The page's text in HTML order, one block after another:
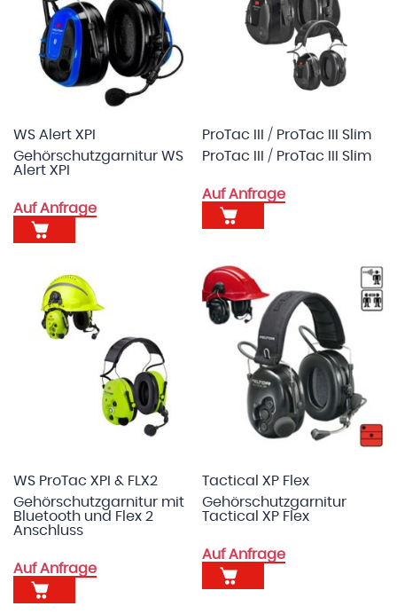
WS Alert XPI
Gehörschutzgarnitur WS
Alert XPI
Auf Anfrage
ProTac III / ProTac III Slim
ProTac III / ProTac III Slim
Auf Anfrage
WS ProTac XPI & FLX2
Gehörschutzgarnitur mit
Bluetooth und Flex 2
Anschluss
Auf Anfrage
Tactical XP Flex
Gehörschutzgarnitur
Tactical XP Flex
Auf Anfrage